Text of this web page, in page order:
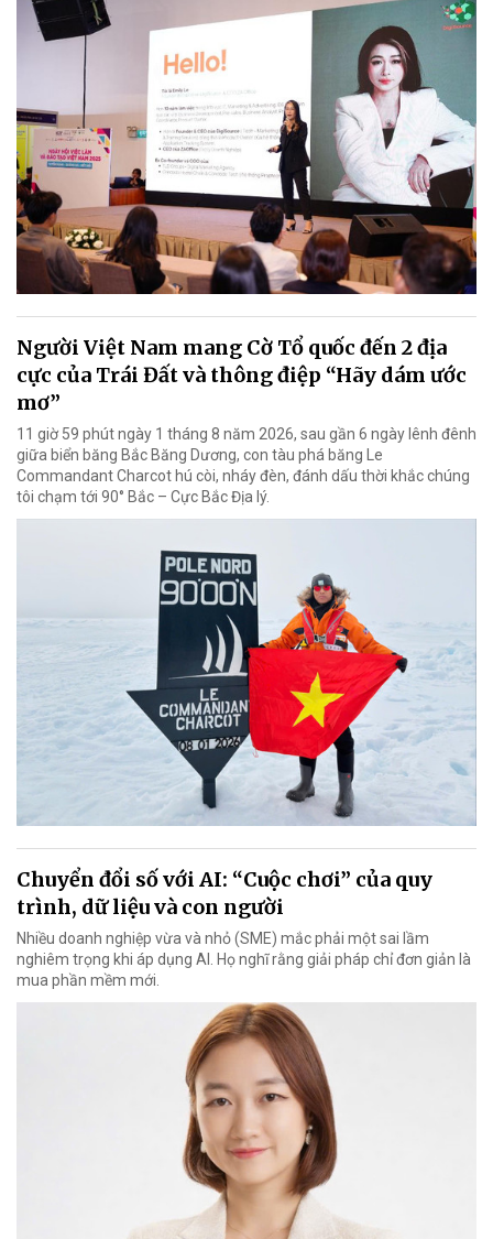
Người Việt Nam mang Cờ Tổ quốc đến 2 địa
cực của Trái Đất và thông điệp “Hãy dám ước
mơ”
11 giờ 59 phút ngày 1 tháng 8 năm 2026, sau gần 6 ngày lênh đênh
giữa biển băng Bắc Băng Dương, con tàu phá băng Le
Commandant Charcot hú còi, nháy đèn, đánh dấu thời khắc chúng
tôi chạm tới 90° Bắc – Cực Bắc Địa lý.
Chuyển đổi số với AI: “Cuộc chơi” của quy
trình, dữ liệu và con người
Nhiều doanh nghiệp vừa và nhỏ (SME) mắc phải một sai lầm
nghiêm trọng khi áp dụng AI. Họ nghĩ rằng giải pháp chỉ đơn giản là
mua phần mềm mới.